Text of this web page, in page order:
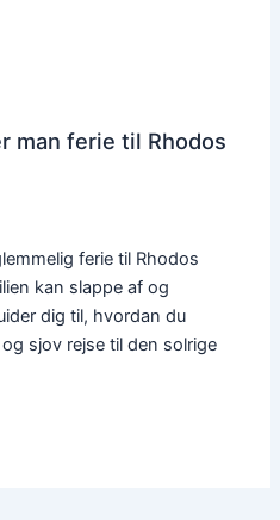
man ferie til Rhodos
ferie til Rhodos
kan slappe af og
dig til, hvordan du
sjov rejse til den solrige